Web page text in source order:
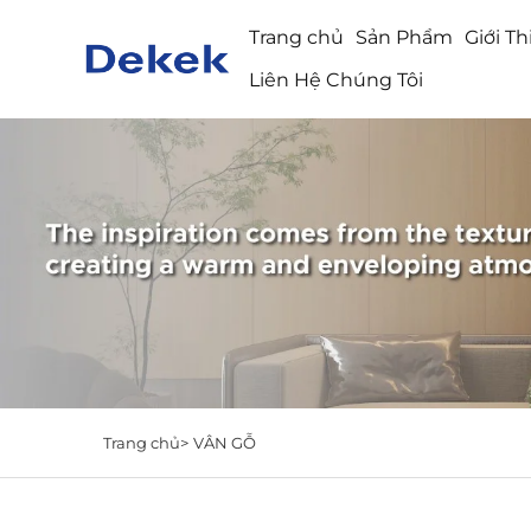
Trang chủ Sản Phẩm Giới
Liên Hệ Chúng Tôi
Trang chủ> VÂN GỖ